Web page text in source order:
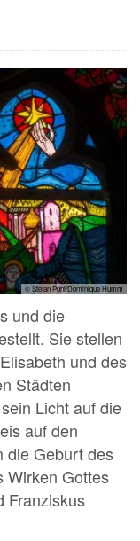
© Stefan Pohl/Dominique Humm
und die
Sie stellen
und des
Städten
Licht auf die
auf den
die Geburt des
Wirken Gottes
Franziskus